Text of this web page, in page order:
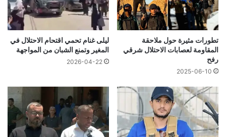
تطورات مثيرة حول ملاحقة
المقاومة لعصابات الاحتلال شرقي
رفح
2025-06-10
ليلى غنام تحمي اقتحام الاحتلال في
المغير وتمنع الشبان من المواجهة
2026-04-22